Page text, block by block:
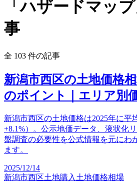
「ハザードマップ
事
全 103 件の記事
新潟市西区の土地価格
のポイント｜エリア別
新潟市西区の土地価格は2025年に平
+8.1%）。公示地価データ、液状化
盤調査の必要性を公式情報を元にわ
ます。
2025/12/14
新潟市西区土地購入 土地価格相場